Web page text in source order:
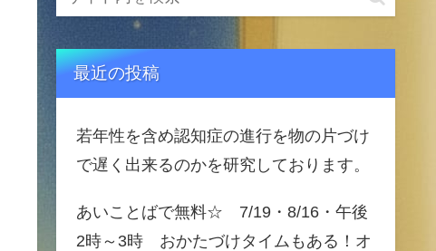
最近の投稿
若年性を含め認知症の進行を物の片づけ
で遅く出来るのかを研究しております。
あいことばで無料☆ 7/19・8/16・午後
2時～3時 おかたづけタイムもある！オ